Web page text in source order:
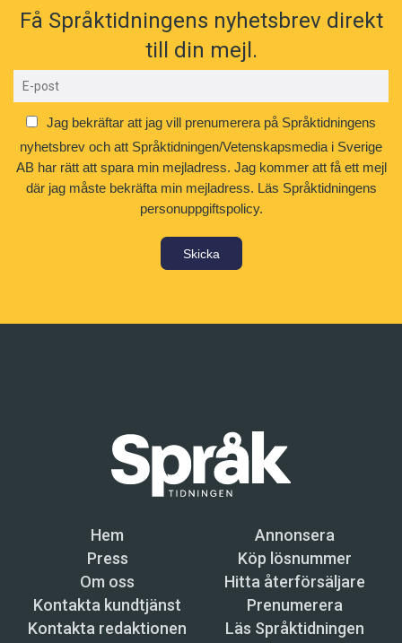
Få Språktidningens nyhetsbrev direkt
till din mejl.
Jag bekräftar att jag vill prenumerera på Språktidningens
nyhetsbrev och att Språktidningen/Vetenskapsmedia i Sverige
AB har rätt att spara min mejladress. Jag kommer att få ett mejl
där jag måste bekräfta min mejladress. Läs Språktidningens
personuppgiftspolicy.
Skicka
Hem
Annonsera
Press
Köp lösnummer
Om oss
Hitta återförsäljare
Kontakta kundtjänst
Prenumerera
Kontakta redaktionen
Läs Språktidningen